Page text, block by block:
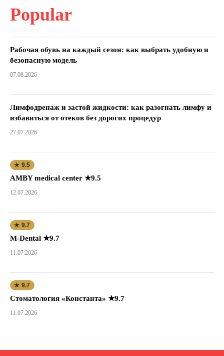
Popular
Рабочая обувь на каждый сезон: как выбрать удобную и
безопасную модель
07.08.2026
Лимфодренаж и застой жидкости: как разогнать лимфу и
избавиться от отеков без дорогих процедур
27.07.2026
★ 9.5
AMBY medical center ★9.5
12.07.2026
★ 9.7
M-Dental ★9.7
11.07.2026
★ 9.7
Стоматология «Константа» ★9.7
11.07.2026